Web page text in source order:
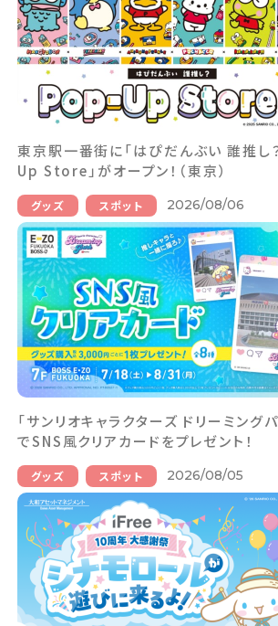
東京駅一番街に「はぴだんぶい 誰推
Up Store」がオープン！（東京）
グッズ スポット 2026/08/06
「サンリオキャラクターズ ドリーミング
でSNS風クリアカードをプレゼント！
グッズ スポット 2026/08/05